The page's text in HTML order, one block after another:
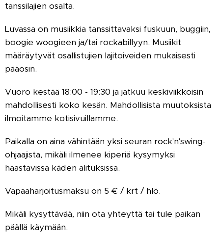
tanssilajien osalta.
Luvassa on musiikkia tanssittavaksi fuskuun, buggiin,
boogie woogieen ja/tai rockabillyyn. Musiikit
määräytyvät osallistujien lajitoiveiden mukaisesti
pääosin.
Vuoro kestää 18:00 - 19:30 ja jatkuu keskiviikkoisin
mahdollisesti koko kesän. Mahdollisista muutoksista
ilmoitamme kotisivuillamme.
Paikalla on aina vähintään yksi seuran rock'n'swing-
ohjaajista, mikäli ilmenee kiperiä kysymyksi
haastavissa käden alituksissa.
Vapaaharjoitusmaksu on 5 € / krt / hlö.
Mikäli kysyttävää, niin ota yhteyttä tai tule paikan
päällä käymään.